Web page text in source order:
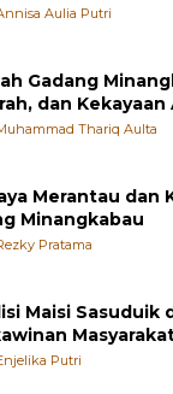
Aulia Putri
Gadang
dan
Thariq Aulta
Merantau dan
Minangkabau
Pratama
Maisi Sasuduik
KotaPutri